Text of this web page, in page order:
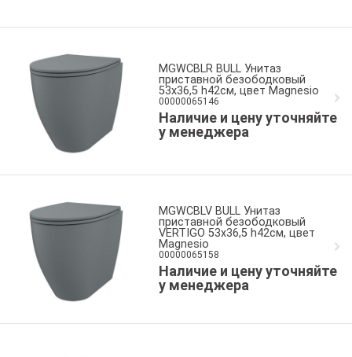
MGWCBLR BULL Унитаз
приставной безободковый
53x36,5 h42см, цвет Magnesio
00000065146
Наличие и цену уточняйте
у менеджера
MGWCBLV BULL Унитаз
приставной безободковый
VERTIGO 53x36,5 h42см, цвет
Magnesio
00000065158
Наличие и цену уточняйте
у менеджера